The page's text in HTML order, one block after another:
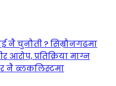
नै चुनौती ? सिम्रौनगढमा
आरोप, प्रतिक्रिया माग्न
नै ब्लकलिस्टमा